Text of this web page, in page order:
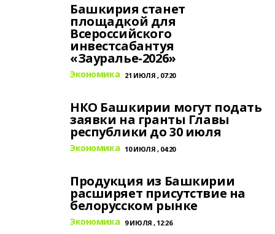
Башкирия станет
площадкой для
Всероссийского
инвестсабантуя
«Зауралье-2026»
Экономика 21 ИЮЛЯ , 07:20
НКО Башкирии могут подать
заявки на гранты Главы
республики до 30 июля
Экономика 10 ИЮЛЯ , 04:20
Продукция из Башкирии
расширяет присутствие на
белорусском рынке
Экономика 9 ИЮЛЯ , 12:26